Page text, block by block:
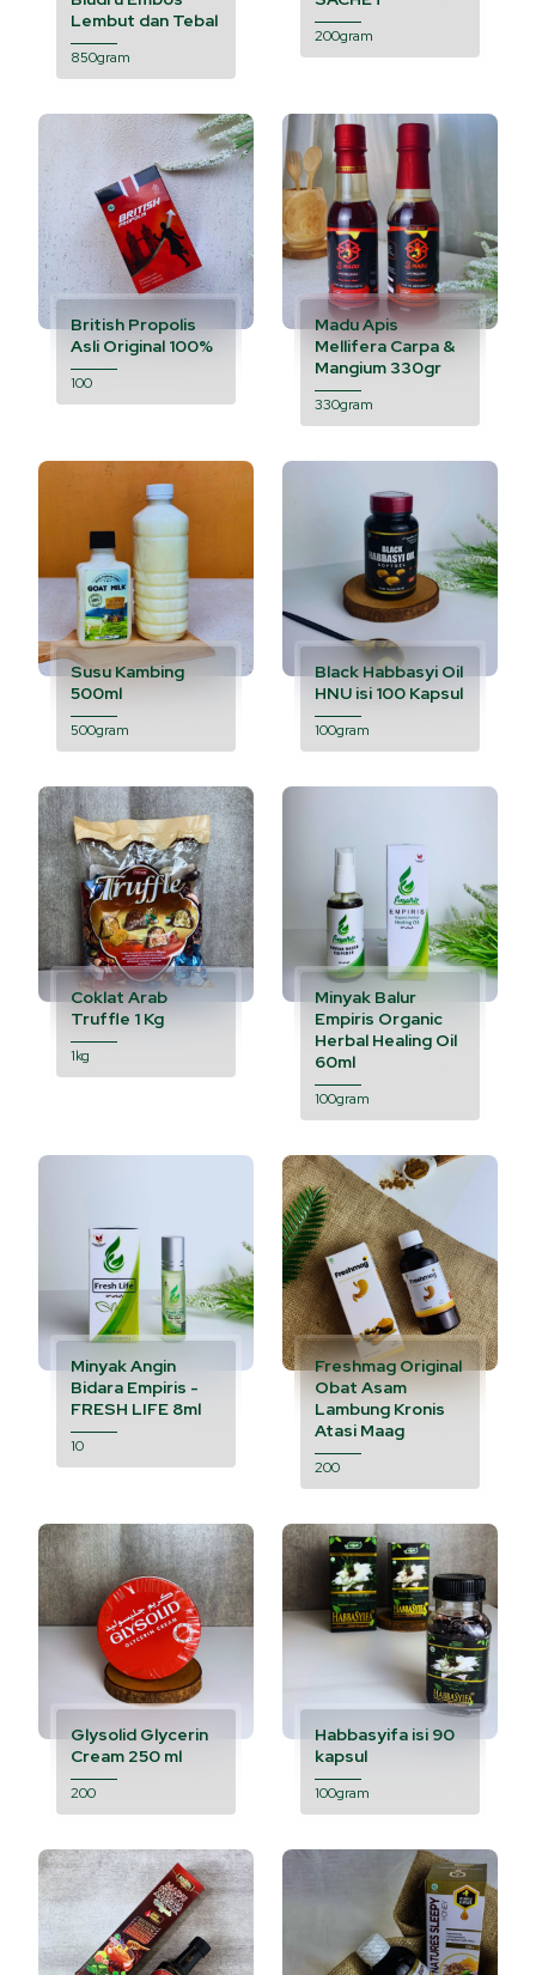
Lembut dan Tebal
850gram
200gram
British Propolis
Asli Original 100%
100
Madu Apis
Mellifera Carpa &
Mangium 330gr
330gram
Susu Kambing
500ml
500gram
Black Habbasyi Oil
HNU isi 100 Kapsul
100gram
Coklat Arab
Truffle 1 Kg
1kg
Minyak Balur
Empiris Organic
Herbal Healing Oil
60ml
100gram
Minyak Angin
Bidara Empiris -
FRESH LIFE 8ml
10
Freshmag Original
Obat Asam
Lambung Kronis
Atasi Maag
200
Glysolid Glycerin
Cream 250 ml
200
Habbasyifa isi 90
kapsul
100gram